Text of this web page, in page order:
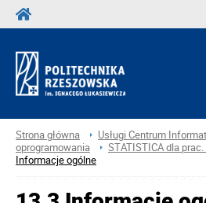
Strona główna Usługi Centrum
oprogramowania
STATISTICA dla
Informacje ogólne